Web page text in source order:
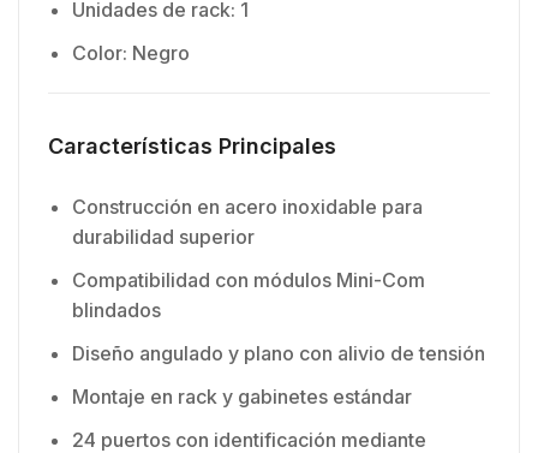
Unidades de rack: 1
Color: Negro
Características Principales
Construcción en acero inoxidable para
durabilidad superior
Compatibilidad con módulos Mini-Com
blindados
Diseño angulado y plano con alivio de tensión
Montaje en rack y gabinetes estándar
24 puertos con identificación mediante